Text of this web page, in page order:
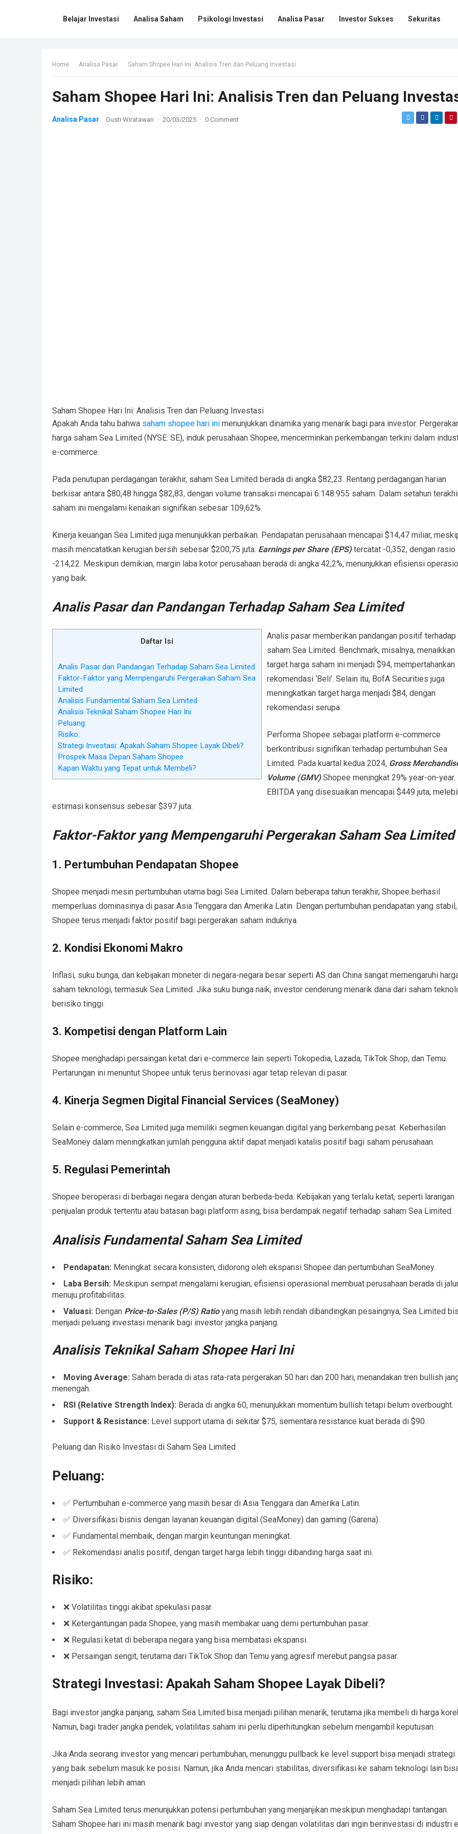
Belajar Investasi Analisa Saham Psikologi Investasi Analisa Pasar Investor Sukses Sekuritas
Home Analisa Pasar Saham Shopee Hari Ini: Analisis Tren dan Peluang Investasi
Saham Shopee Hari Ini: Analisis Tren dan Peluang
Analisa Pasar Gusti Wiratawan · 20/03/2025 · 0 Comment
Saham Shopee Hari Ini: Analisis Tren dan Peluang Investasi
Apakah Anda tahu bahwa saham shopee hari ini menunjukkan dinamika yang menarik bagi para investor.
harga saham Sea Limited (NYSE: SE), induk perusahaan Shopee, mencerminkan perkembangan terkini dalam
e-commerce.
Pada penutupan perdagangan terakhir, saham Sea Limited berada di angka $82,23. Rentang perdagangan harian
berkisar antara $80,48 hingga $82,83, dengan volume transaksi mencapai 6.148.955 saham. Dalam setahun
saham ini mengalami kenaikan signifikan sebesar 109,62%.
Kinerja keuangan Sea Limited juga menunjukkan perbaikan. Pendapatan perusahaan mencapai $14,47 miliar,
masih mencatatkan kerugian bersih sebesar $200,75 juta. Earnings per Share (EPS)tercatat -0,352, dengan rasio
-214,22. Meskipun demikian, margin laba kotor perusahaan berada di angka 42,2%, menunjukkan efisiensi
yang baik.
Analis Pasar dan Pandangan Terhadap Saham Sea Limited
Daftar Isi
Analis Pasar dan Pandangan Terhadap Saham Sea Limited
Faktor-Faktor yang Mempengaruhi Pergerakan Saham Sea
Limited
Analisis Fundamental Saham Sea Limited
Analisis Teknikal Saham Shopee Hari Ini
Peluang:
Risiko:
Strategi Investasi: Apakah Saham Shopee Layak Dibeli?
Prospek Masa Depan Saham Shopee
Kapan Waktu yang Tepat untuk Membeli?
Analis pasar memberikan pandangan positif terhadap
saham Sea Limited. Benchmark, misalnya, menaikkan
target harga saham ini menjadi $94, mempertahankan
rekomendasi ‘Beli’. Selain itu, BofA Securities juga
meningkatkan target harga menjadi $84, dengan
rekomendasi serupa.
Performa Shopee sebagai platform e-commerce
berkontribusi signifikan terhadap pertumbuhan Sea
Limited. Pada kuartal kedua 2024, Gross
Volume (GMV)Shopee meningkat 29% year-on-year.
EBITDA yang disesuaikan mencapai $449 juta,
estimasi konsensus sebesar $397 juta.
Faktor-Faktor yang Mempengaruhi Pergerakan Saham Sea Limited
1. Pertumbuhan Pendapatan Shopee
Shopee menjadi mesin pertumbuhan utama bagi Sea Limited. Dalam beberapa tahun terakhir, Shopee berhasil
memperluas dominasinya di pasar Asia Tenggara dan Amerika Latin. Dengan pertumbuhan pendapatan yang stabil,
Shopee terus menjadi faktor positif bagi pergerakan saham induknya.
2. Kondisi Ekonomi Makro
Inflasi, suku bunga, dan kebijakan moneter di negara-negara besar seperti AS dan China sangat memengaruhi
saham teknologi, termasuk Sea Limited. Jika suku bunga naik, investor cenderung menarik dana dari saham
berisiko tinggi.
3. Kompetisi dengan Platform Lain
Shopee menghadapi persaingan ketat dari e-commerce lain seperti Tokopedia, Lazada, TikTok Shop, dan Temu.
Pertarungan ini menuntut Shopee untuk terus berinovasi agar tetap relevan di pasar.
4. Kinerja Segmen Digital Financial Services (SeaMoney)
Selain e-commerce, Sea Limited juga memiliki segmen keuangan digital yang berkembang pesat. Keberhasilan
SeaMoney dalam meningkatkan jumlah pengguna aktif dapat menjadi katalis positif bagi saham perusahaan.
5. Regulasi Pemerintah
Shopee beroperasi di berbagai negara dengan aturan berbeda-beda. Kebijakan yang terlalu ketat, seperti larangan
penjualan produk tertentu atau batasan bagi platform asing, bisa berdampak negatif terhadap saham Sea Limited.
Analisis Fundamental Saham Sea Limited
Pendapatan: Meningkat secara konsisten, didorong oleh ekspansi Shopee dan pertumbuhan SeaMoney.
Laba Bersih: Meskipun sempat mengalami kerugian, efisiensi operasional membuat perusahaan berada di
menuju profitabilitas.
Valuasi: Dengan Price-to-Sales (P/S) Ratioyang masih lebih rendah dibandingkan pesaingnya, Sea Limited
menjadi peluang investasi menarik bagi investor jangka panjang.
Analisis Teknikal Saham Shopee Hari Ini
Moving Average: Saham berada di atas rata-rata pergerakan 50 hari dan 200 hari, menandakan tren bullish
menengah.
RSI (Relative Strength Index): Berada di angka 60, menunjukkan momentum bullish tetapi belum overbought.
Support & Resistance: Level support utama di sekitar $75, sementara resistance kuat berada di $90.
Peluang dan Risiko Investasi di Saham Sea Limited
Peluang:
✅ Pertumbuhan e-commerce yang masih besar di Asia Tenggara dan Amerika Latin.
✅ Diversifikasi bisnis dengan layanan keuangan digital (SeaMoney) dan gaming (Garena).
✅ Fundamental membaik, dengan margin keuntungan meningkat.
✅ Rekomendasi analis positif, dengan target harga lebih tinggi dibanding harga saat ini.
Risiko:
❌ Volatilitas tinggi akibat spekulasi pasar.
❌ Ketergantungan pada Shopee, yang masih membakar uang demi pertumbuhan pasar.
❌ Regulasi ketat di beberapa negara yang bisa membatasi ekspansi.
❌ Persaingan sengit, terutama dari TikTok Shop dan Temu yang agresif merebut pangsa pasar.
Strategi Investasi: Apakah Saham Shopee Layak Dibeli?
Bagi investor jangka panjang, saham Sea Limited bisa menjadi pilihan menarik, terutama jika membeli di harga
Namun, bagi trader jangka pendek, volatilitas saham ini perlu diperhitungkan sebelum mengambil keputusan.
Jika Anda seorang investor yang mencari pertumbuhan, menunggu pullback ke level support bisa menjadi strategi
yang baik sebelum masuk ke posisi. Namun, jika Anda mencari stabilitas, diversifikasi ke saham teknologi lain
menjadi pilihan lebih aman.
Saham Sea Limited terus menunjukkan potensi pertumbuhan yang menjanjikan meskipun menghadapi tantangan.
Saham Shopee hari ini masih menarik bagi investor yang siap dengan volatilitas dan ingin berinvestasi di industri